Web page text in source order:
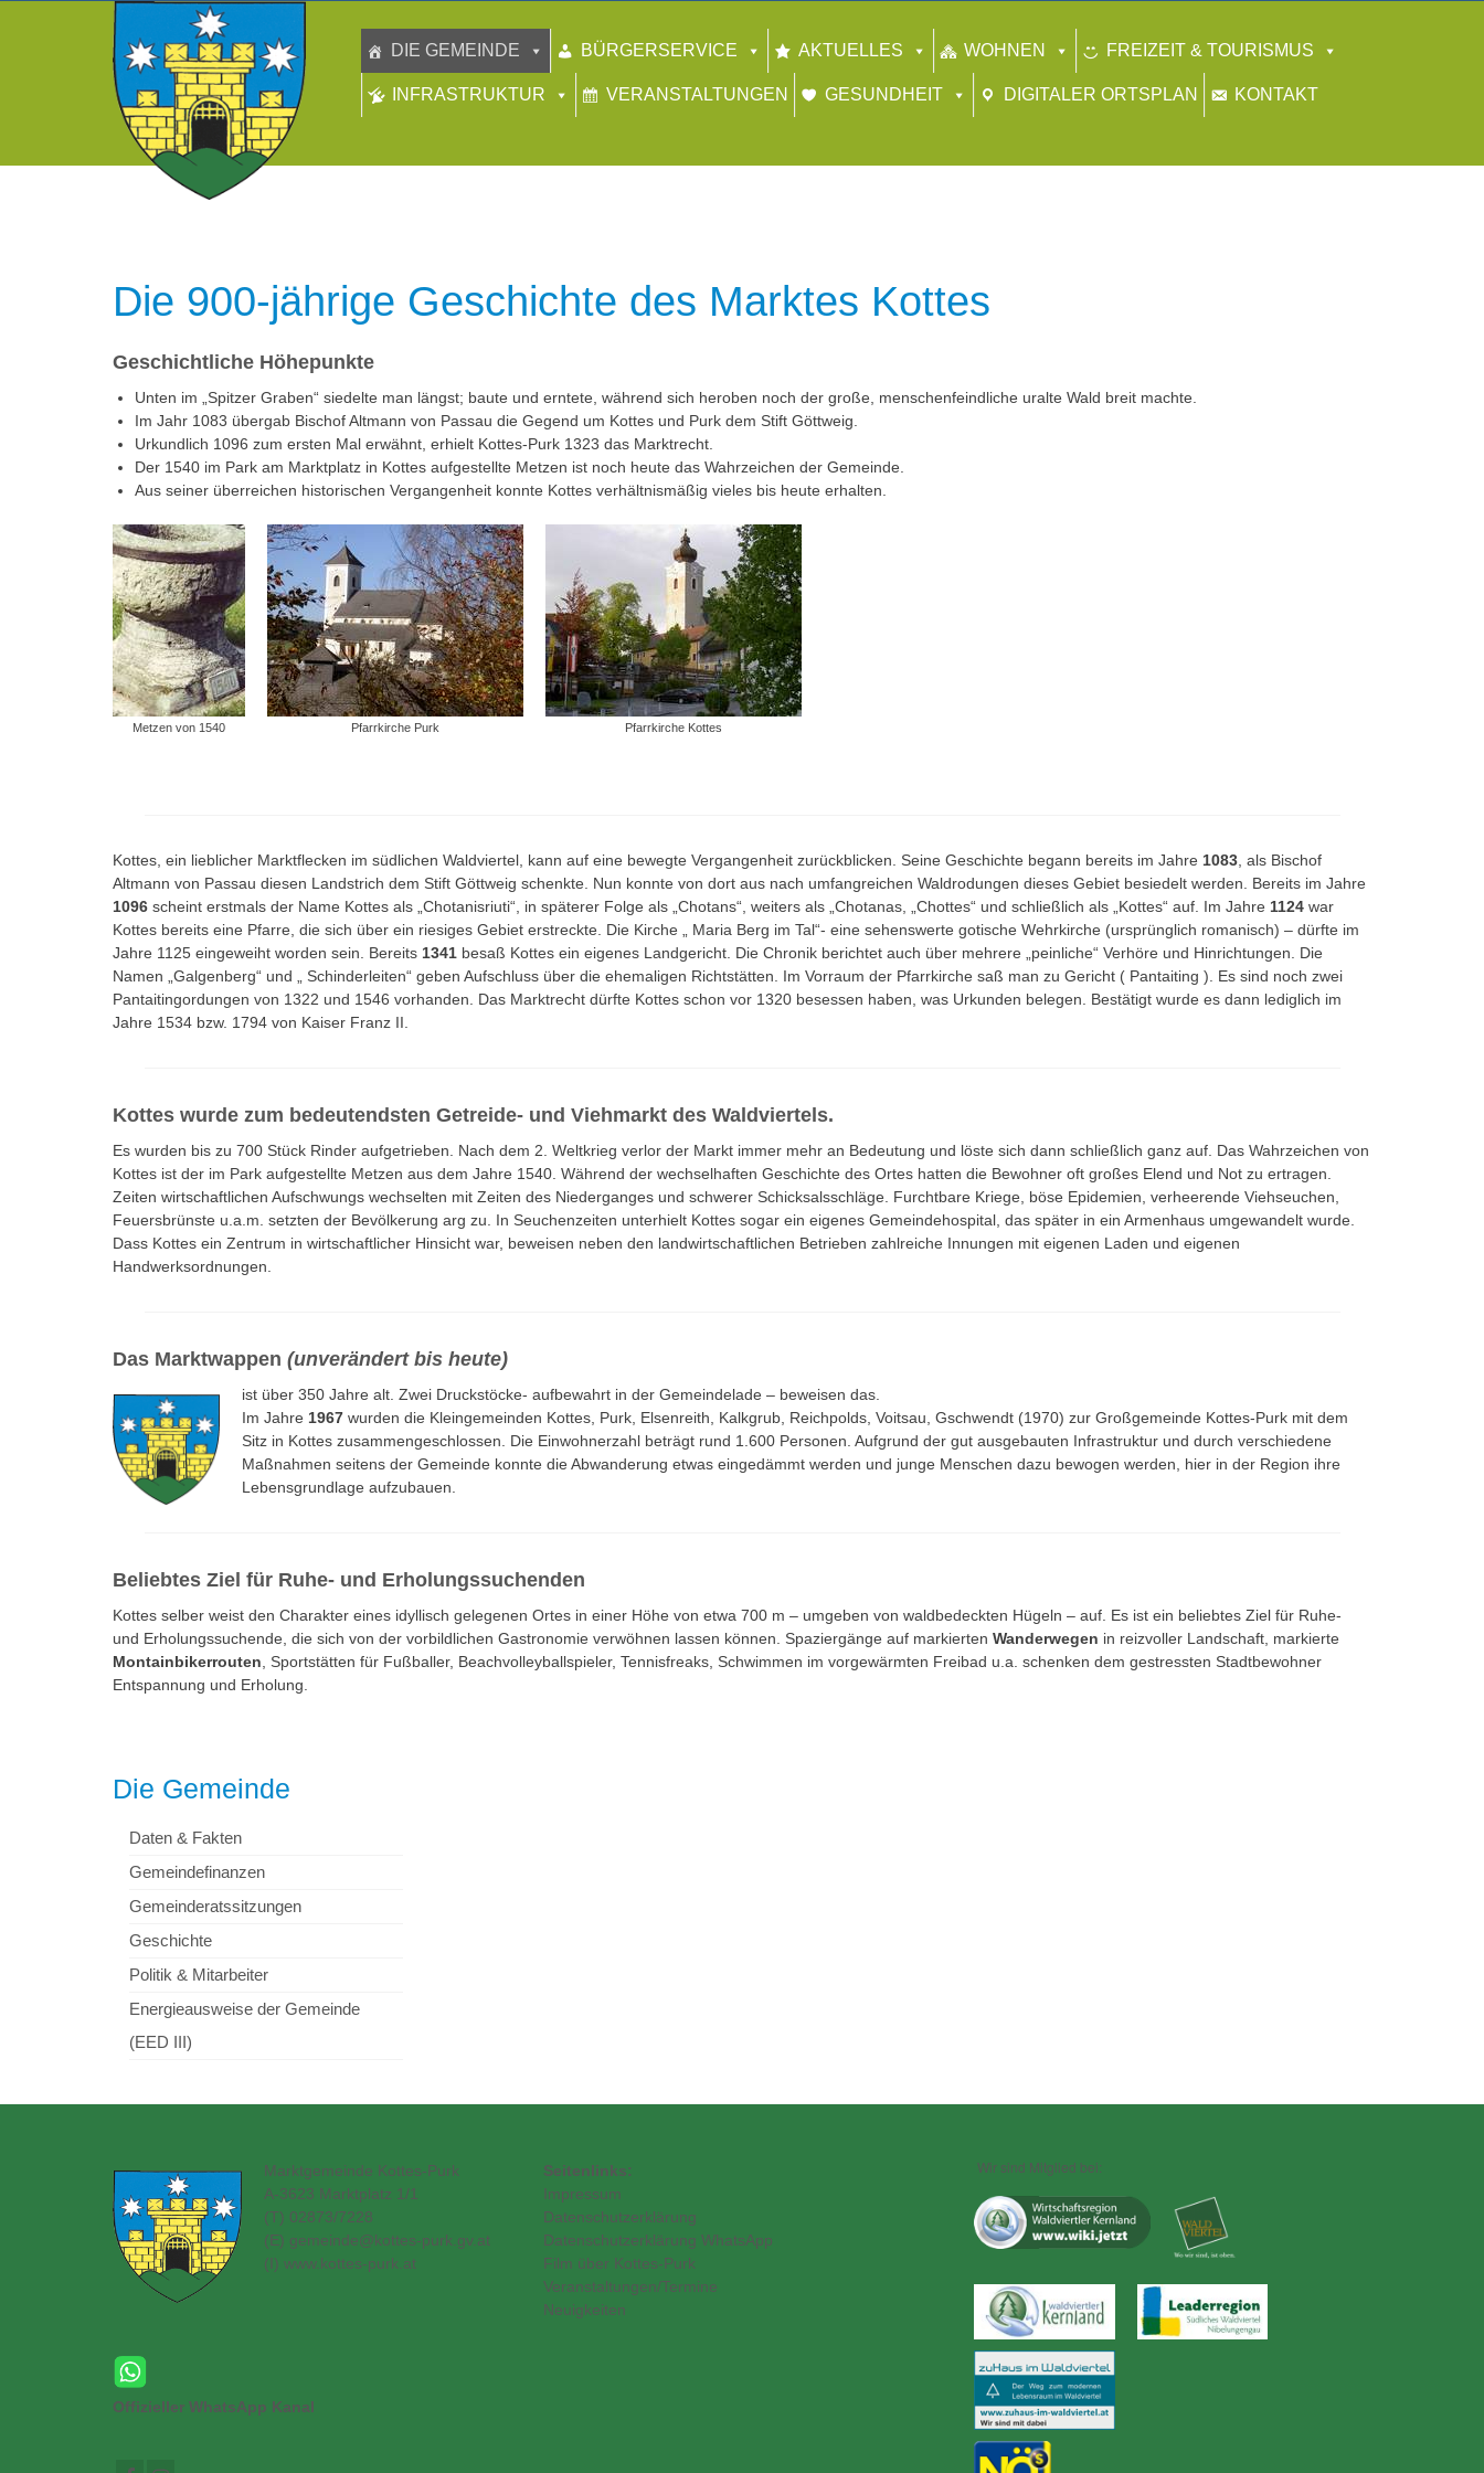
DIE GEMEINDE BÜRGERSERVICE AKTUELLES WOHNEN FREIZEIT & TOURISMUS
INFRASTRUKTUR VERANSTALTUNGEN GESUNDHEIT DIGITALER ORTSPLAN KONTAKT
Die 900-jährige Geschichte des Marktes Kottes
Geschichtliche Höhepunkte
Unten im „Spitzer Graben“ siedelte man längst; baute und erntete, während sich heroben noch der große, menschenfeindliche uralte Wald breit machte.
Im Jahr 1083 übergab Bischof Altmann von Passau die Gegend um Kottes und Purk dem Stift Göttweig.
Urkundlich 1096 zum ersten Mal erwähnt, erhielt Kottes-Purk 1323 das Marktrecht.
Der 1540 im Park am Marktplatz in Kottes aufgestellte Metzen ist noch heute das Wahrzeichen der Gemeinde.
Aus seiner überreichen historischen Vergangenheit konnte Kottes verhältnismäßig vieles bis heute erhalten.
Metzen von 1540 Pfarrkirche Purk Pfarrkirche Kottes
Kottes, ein lieblicher Marktflecken im südlichen Waldviertel, kann auf eine bewegte Vergangenheit zurückblicken. Seine Geschichte begann bereits im Jahre 1083 , als Bischof
Altmann von Passau diesen Landstrich dem Stift Göttweig schenkte. Nun konnte von dort aus nach umfangreichen Waldrodungen dieses Gebiet besiedelt werden. Bereits im Jahre
1096 scheint erstmals der Name Kottes als „Chotanisriuti“, in späterer Folge als „Chotans“, weiters als „Chotanas, „Chottes“ und schließlich als „Kottes“ auf. Im Jahre 1124 war
Kottes bereits eine Pfarre, die sich über ein riesiges Gebiet erstreckte. Die Kirche „ Maria Berg im Tal“- eine sehenswerte gotische Wehrkirche (ursprünglich romanisch) – dürfte im
Jahre 1125 eingeweiht worden sein. Bereits 1341 besaß Kottes ein eigenes Landgericht. Die Chronik berichtet auch über mehrere „peinliche“ Verhöre und Hinrichtungen. Die
Namen „Galgenberg“ und „ Schinderleiten“ geben Aufschluss über die ehemaligen Richtstätten. Im Vorraum der Pfarrkirche saß man zu Gericht ( Pantaiting ). Es sind noch zwei
Pantaitingordungen von 1322 und 1546 vorhanden. Das Marktrecht dürfte Kottes schon vor 1320 besessen haben, was Urkunden belegen. Bestätigt wurde es dann lediglich im
Jahre 1534 bzw. 1794 von Kaiser Franz II.
Kottes wurde zum bedeutendsten Getreide- und Viehmarkt des Waldviertels.
Es wurden bis zu 700 Stück Rinder aufgetrieben. Nach dem 2. Weltkrieg verlor der Markt immer mehr an Bedeutung und löste sich dann schließlich ganz auf. Das Wahrzeichen von
Kottes ist der im Park aufgestellte Metzen aus dem Jahre 1540. Während der wechselhaften Geschichte des Ortes hatten die Bewohner oft großes Elend und Not zu ertragen.
Zeiten wirtschaftlichen Aufschwungs wechselten mit Zeiten des Niederganges und schwerer Schicksalsschläge. Furchtbare Kriege, böse Epidemien, verheerende Viehseuchen,
Feuersbrünste u.a.m. setzten der Bevölkerung arg zu. In Seuchenzeiten unterhielt Kottes sogar ein eigenes Gemeindehospital, das später in ein Armenhaus umgewandelt wurde.
Dass Kottes ein Zentrum in wirtschaftlicher Hinsicht war, beweisen neben den landwirtschaftlichen Betrieben zahlreiche Innungen mit eigenen Laden und eigenen
Handwerksordnungen.
Das Marktwappen (unverändert bis heute)
ist über 350 Jahre alt. Zwei Druckstöcke- aufbewahrt in der Gemeindelade – beweisen das.
Im Jahre 1967 wurden die Kleingemeinden Kottes, Purk, Elsenreith, Kalkgrub, Reichpolds, Voitsau, Gschwendt (1970) zur Großgemeinde Kottes-Purk mit dem
Sitz in Kottes zusammengeschlossen. Die Einwohnerzahl beträgt rund 1.600 Personen. Aufgrund der gut ausgebauten Infrastruktur und durch verschiedene
Maßnahmen seitens der Gemeinde konnte die Abwanderung etwas eingedämmt werden und junge Menschen dazu bewogen werden, hier in der Region ihre
Lebensgrundlage aufzubauen.
Beliebtes Ziel für Ruhe- und Erholungssuchenden
Kottes selber weist den Charakter eines idyllisch gelegenen Ortes in einer Höhe von etwa 700 m – umgeben von waldbedeckten Hügeln – auf. Es ist ein beliebtes Ziel für Ruhe-
und Erholungssuchende, die sich von der vorbildlichen Gastronomie verwöhnen lassen können. Spaziergänge auf markierten Wanderwegen in reizvoller Landschaft, markierte
Montainbikerrouten , Sportstätten für Fußballer, Beachvolleyballspieler, Tennisfreaks, Schwimmen im vorgewärmten Freibad u.a. schenken dem gestressten Stadtbewohner
Entspannung und Erholung.
Die Gemeinde
Daten & Fakten
Gemeindefinanzen
Gemeinderatssitzungen
Geschichte
Politik & Mitarbeiter
Energieausweise der Gemeinde
(EED III)
Marktgemeinde Kottes-Purk
A-3623 Marktplatz 1/1
(T) 02873/7228
(E) gemeinde@kottes-purk.gv.at
(I) www.kottes-purk.at
Offizieller WhatsApp Kanal
Seitenlinks:
Impressum
Datenschutzerklärung
Datenschutzerklärung WhatsApp
Film über Kottes-Purk
Veranstaltungen/Termine
Neuigkeiten
Wir sind Mitglied bei: